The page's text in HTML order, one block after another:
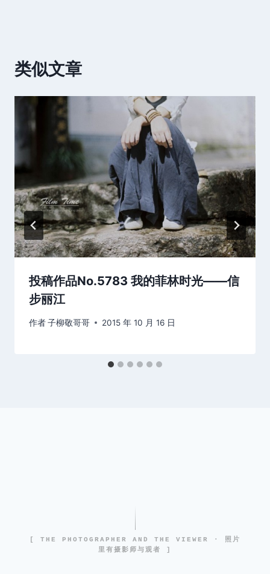
类似文章
投稿作品No.5783 我的菲林时光——信
步丽江
作者子柳敬哥哥 2015 年 10 月 16 日
[ THE PHOTOGRAPHER AND THE VIEWER · 照片
里有摄影师与观者 ]